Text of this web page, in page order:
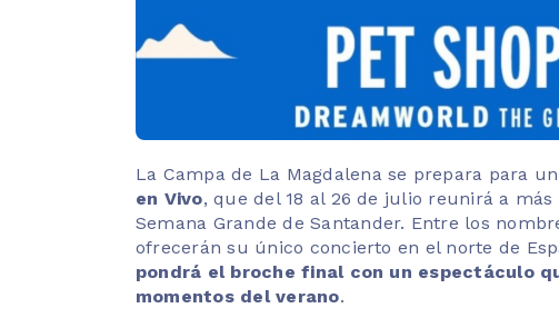
La Campa de La Magdalena se prepara para
en Vivo, que del 18 al 26 de julio reunirá a
Semana Grande de Santander. Entre los
ofrecerán su único concierto en el norte de
pondrá el broche final con un espectáculo
momentos del verano.